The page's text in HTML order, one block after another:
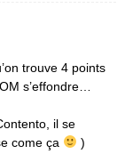
trouve 4 points
s’effondre…
il se
come ça
)